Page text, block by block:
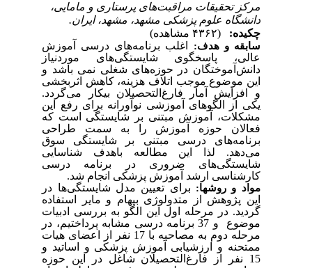
مرکز تحقیقات مراقبت‌های پرستاری و مامایی،
دانشگاه علوم پزشکی مشهد، مشهد، ایران.
چکیده:
سابقه و هدف:اغلب برنامه‌های درسی آموزش
عالی، پاسخگوی شایستگی‌های موردنیاز
دانش‌آموختگان در حوزه‌های شغلی نمی باشد و
این موضوع موجب اتلاف هزینه، کاهش اثربخشی
و افزایش آمار فارغ‌التحصیلان بیکار می‌گردد.
یکی از الگوهای آموزشی نوآورانه برای رفع این
مشکلات، آموزش مبتنی بر شایستگی است که
فعالان حوزه آموزش را به سمت طراحی
برنامه‌های درسی مبتنی بر شایستگی سوق
می‌دهد. لذا این مطالعه باهدف شناسایی
شایستگی‌های ضروری در برنامه درسی
کارشناسی ارشد آموزش پزشکی انجام شد.
مواد و روش­ها: برای تعیین مدل شایستگی‌ها در
این پژوهش از متدولوژی بیهام و مایر استفاده
گردید. در مرحله اول این الگو به بررسی ادبیات
موضوع و 37 برنامه درسی مشابه پرداختیم، در
مرحله دوم به مصاحبه با 17 نفر از اعضای هیات
ممتحنه و ارزشیابی آموزش پزشکی و اساتید و
15 نفر از فارغ‌التحصیلان شاغل در این حوزه